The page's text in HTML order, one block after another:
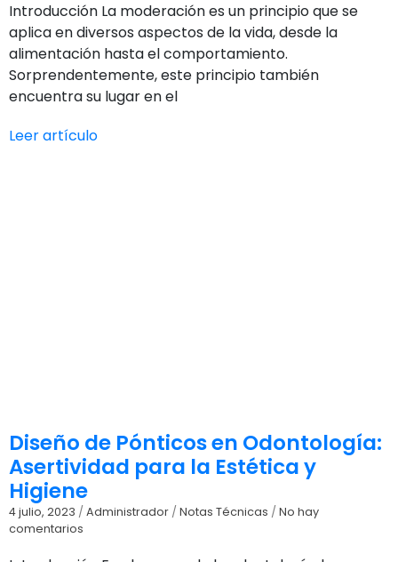
Introducción La moderación es un principio que se
aplica en diversos aspectos de la vida, desde la
alimentación hasta el comportamiento.
Sorprendentemente, este principio también
encuentra su lugar en el
Leer artículo
Diseño de Pónticos en Odontología:
Asertividad para la Estética y
Higiene
4 julio, 2023 / Administrador / Notas Técnicas / No hay
comentarios